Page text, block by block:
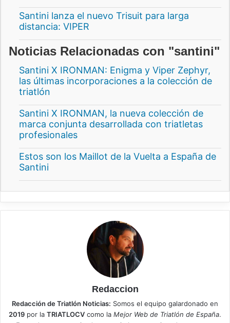
Santini lanza el nuevo Trisuit para larga
distancia: VIPER
Noticias Relacionadas con "santini"
Santini X IRONMAN: Enigma y Viper Zephyr,
las últimas incorporaciones a la colección de
triatlón
Santini X IRONMAN, la nueva colección de
marca conjunta desarrollada con triatletas
profesionales
Estos son los Maillot de la Vuelta a España de
Santini
Redaccion
Redacción de Triatlón Noticias: Somos el equipo galardonado en
2019 por la TRIATLOCV como la Mejor Web de Triatlón de España.